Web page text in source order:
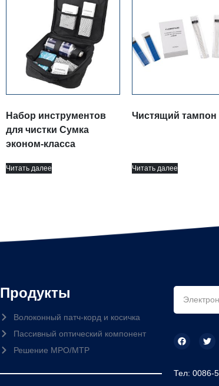
Набор инструментов
для чистки Сумка
эконом-класса
Читать далее
Чистящий тампон
Читать далее
Продукты
Волоконный патч-корд и косичка
Пассивный оптический компонент
Решение MPO/MTP
Тел: 0086-